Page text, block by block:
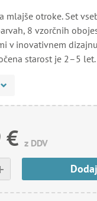
mlajše otroke. Set
8 vzorčnih
v inovativnem
starost je 2–5 let.
€ z DDV